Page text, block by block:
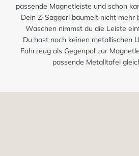
passende Magnetleiste und schon
Dein Z-Saggerl baumelt nicht mehr
Waschen nimmst du die Leiste
Du hast noch keinen metallischen
Fahrzeug als Gegenpol zur
passende Metalltafel